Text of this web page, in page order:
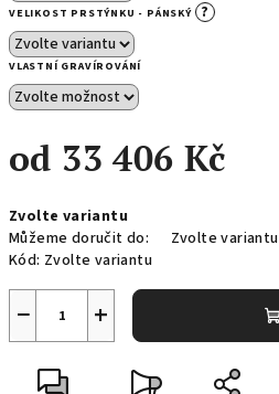
VELIKOST PRSTÝNKU - PÁNSKÝ ?
VLASTNÍ GRAVÍROVÁNÍ
od 33 406 Kč
cena:
Zvolte variantu
Můžeme doručit do:
Zvolte variantu
Kód: Zvolte variantu
+
−